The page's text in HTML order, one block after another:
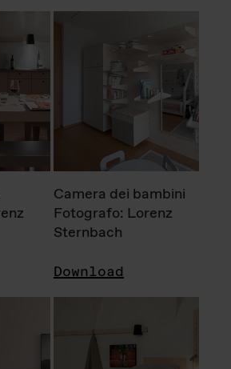
Camera dei bambini
Fotografo: Lorenz
Sternbach
Download